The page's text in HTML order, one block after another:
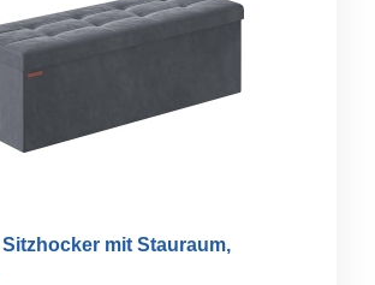
Sitzhocker mit Stauraum,